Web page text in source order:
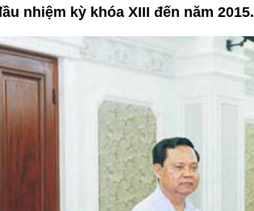
nhiệm kỳ khóa XIII đến năm 2015.